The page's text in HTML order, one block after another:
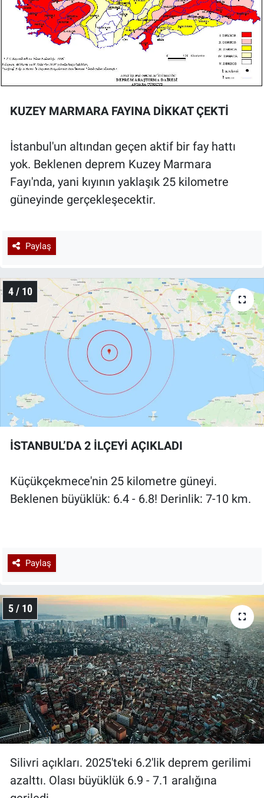
KUZEY MARMARA FAYINA DİKKAT ÇEKTİ
İstanbul'un altından geçen aktif bir fay hattı
yok. Beklenen deprem Kuzey Marmara
Fayı'nda, yani kıyının yaklaşık 25 kilometre
güneyinde gerçekleşecektir.
Paylaş
4 / 10
İSTANBUL’DA 2 İLÇEYİ AÇIKLADI
Küçükçekmece'nin 25 kilometre güneyi.
Beklenen büyüklük: 6.4 - 6.8! Derinlik: 7-10 km.
Paylaş
5 / 10
Silivri açıkları. 2025'teki 6.2'lik deprem gerilimi
azalttı. Olası büyüklük 6.9 - 7.1 aralığına